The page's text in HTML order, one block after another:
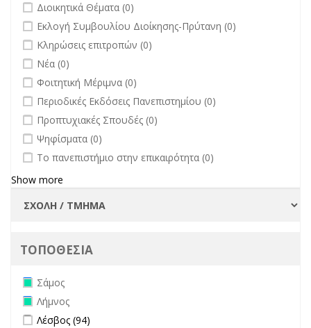
undefined
Διοικητικά Θέματα (0)
undefined
Εκλογή Συμβουλίου Διοίκησης-Πρύτανη (0)
undefined
Κληρώσεις επιτροπών (0)
undefined
Νέα (0)
undefined
Φοιτητική Μέριμνα (0)
undefined
Περιοδικές Εκδόσεις Πανεπιστημίου (0)
undefined
Προπτυχιακές Σπουδές (0)
undefined
Ψηφίσματα (0)
undefined
Το πανεπιστήμιο στην επικαιρότητα (0)
Show more
ΤΟΠΟΘΕΣΙΑ
Remove Σάμος filter
Σάμος
Remove Λήμνος filter
Λήμνος
Apply Λέσβος filter
Λέσβος (94)